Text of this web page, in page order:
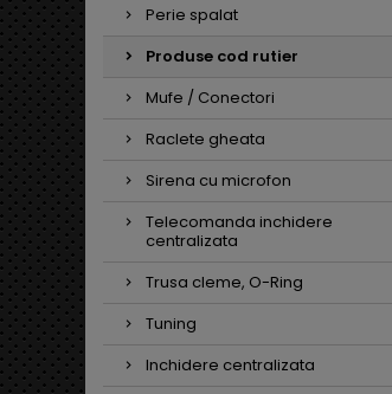
Perie spalat
Produse cod rutier
Mufe / Conectori
Raclete gheata
Sirena cu microfon
Telecomanda inchidere
centralizata
Trusa cleme, O-Ring
Tuning
Inchidere centralizata